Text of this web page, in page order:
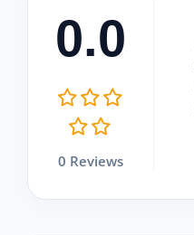
0.0
0 Reviews